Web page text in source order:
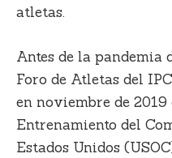
atletas.
Antes de la pandemia
Foro de Atletas del
en noviembre de 2019
Entrenamiento del
Estados Unidos